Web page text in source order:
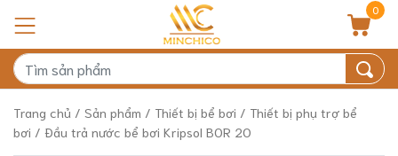
0
Trang chủ / Sản phẩm / Thiết bị bể bơi / Thiết bị phụ trợ bể
bơi / Đầu trả nước bể bơi Kripsol BOR 20